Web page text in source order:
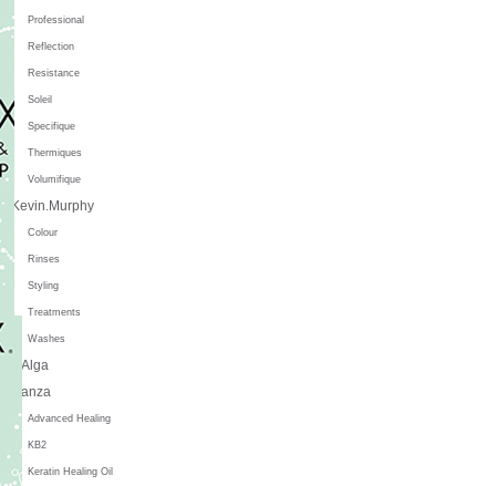
Professional
Reflection
Resistance
Soleil
Specifique
Thermiques
Volumifique
Kevin.Murphy
Colour
Rinses
Styling
Treatments
Washes
L'Alga
L'anza
Advanced Healing
KB2
Keratin Healing Oil